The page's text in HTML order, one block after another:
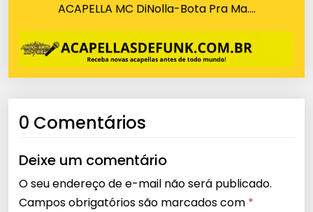
ACAPELLA MC DiNolla-Bota Pra Ma….
0 Comentários
Deixe um comentário
O seu endereço de e-mail não será publicado.
Campos obrigatórios são marcados com *